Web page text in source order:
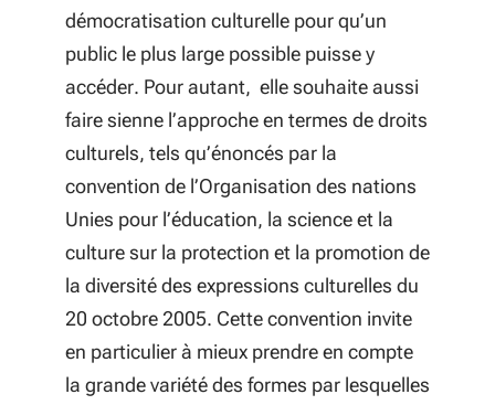
démocratisation culturelle pour qu’un
public le plus large possible puisse y
accéder. Pour autant, elle souhaite aussi
faire sienne l’approche en termes de droits
culturels, tels qu’énoncés par la
convention de l’Organisation des nations
Unies pour l’éducation, la science et la
culture sur la protection et la promotion de
la diversité des expressions culturelles du
20 octobre 2005. Cette convention invite
en particulier à mieux prendre en compte
la grande variété des formes par lesquelles